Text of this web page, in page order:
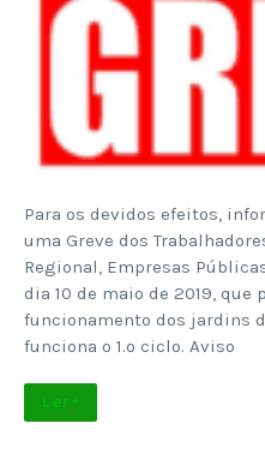
Para os devidos efeitos,
uma Greve dos
Regional, Empresas
dia 10 de maio de 2019,
funcionamento dos jardins
funciona o 1.º ciclo. Aviso
Ler +